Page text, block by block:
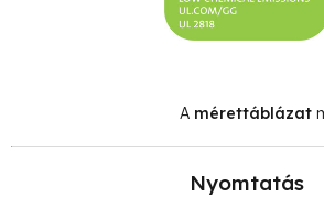
A mérettáblázat
Nyomtatás